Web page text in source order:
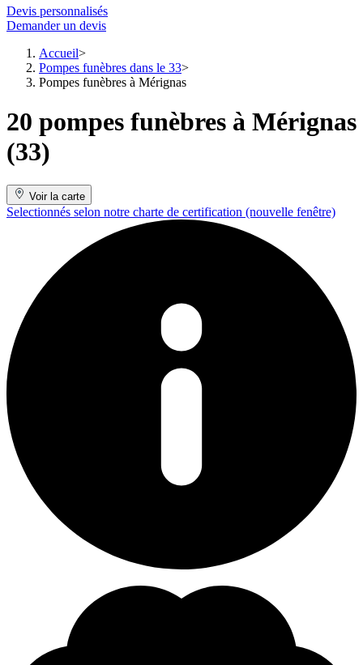
Devis personnalisés
Demander un devis
Accueil
Pompes funèbres dans le 33
Pompes funèbres à Mérignas
20 pompes funèbres à Mérignas
(33)
Voir la carte
Selectionnés selon notre charte de certification (nouvelle fenêtre)